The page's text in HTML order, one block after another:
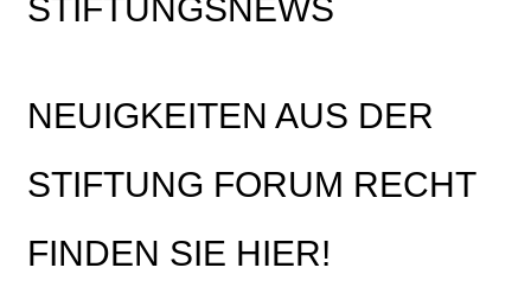
STIFTUNGSNEWS
NEUIGKEITEN AUS DER
STIFTUNG FORUM RECHT
FINDEN SIE HIER!